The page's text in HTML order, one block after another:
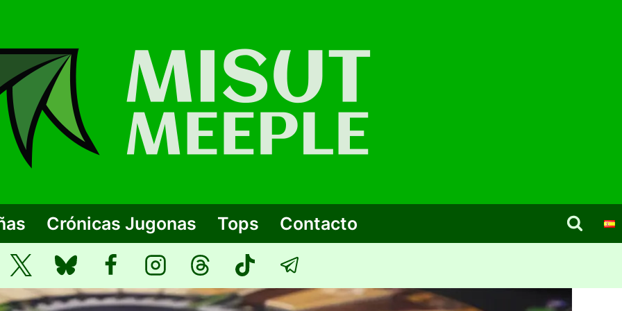
Crónicas Jugonas Tops Contacto